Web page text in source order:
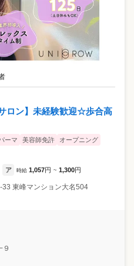
ロン】未経験歓迎☆歩合高
ーマ 美容師免許
オープニング
ア 時給 1,057円 ~ 1,300円
33 東峰マンション大名504
９